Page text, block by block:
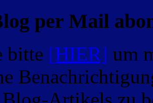
per Mail
bitte [HIER] um